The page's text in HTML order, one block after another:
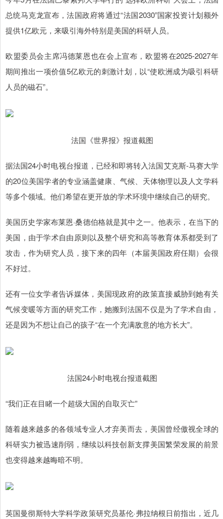
总统马克龙宣布，法国政府将通过“法国2030”国家投资计划额外
提供1亿欧元，来吸引海外特别是美国的科研人员。
欧盟委员会主席冯德莱恩也在会上宣布，欧盟将在2025-2027年
期间推出一项价值5亿欧元的刺激计划，以“使欧洲成为吸引科研
人员的磁石”。
法国《世界报》报道截图
据法国24小时电视台报道，已经和即将转入法国艾克斯-马赛大学
的20位美国学者的专业涵盖健康、气候、天体物理以及人文学科
等多个领域。他们希望在更开放的学术环境中继续自己的研究。
美国历史学家布莱恩·桑德伯格就是其中之一。他表示，在当下的
美国，由于学术自由原则以及整个研究和高等教育体系都受到了
攻击，作为研究人员，接下来的四年（本届美国政府任期）会很
不好过。
还有一位女学者告诉媒体，美国现政府的政策直接威胁到她有关
气候变暖等方面的研究工作，她搬到法国不仅是为了学术自由，
还是因为不想让自己的孩子“在一个充满敌意的地方长大”。
法国24小时电视台报道截图
“我们正在目睹一个超级大国的自取灭亡”
随着越来越多的各领域专业人才弃美而去，美国曾经傲视全球的
科研实力被迅速削弱，继续以科技创新支撑美国繁荣发展的前景
也变得越来越晦暗不明。
英国曼彻斯特大学科学政策研究员基伦·弗拉纳根日前指出，近几